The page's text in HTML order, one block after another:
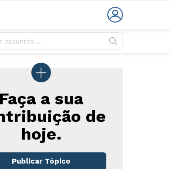
Faça a sua
de
hoje.
Publicar Tópico